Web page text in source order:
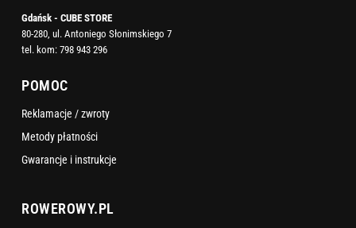
Gdańsk - CUBE STORE
80-280, ul. Antoniego Słonimskiego 7
tel. kom: 798 943 296
POMOC
Reklamacje / zwroty
Metody płatności
Gwarancje i instrukcje
ROWEROWY.PL